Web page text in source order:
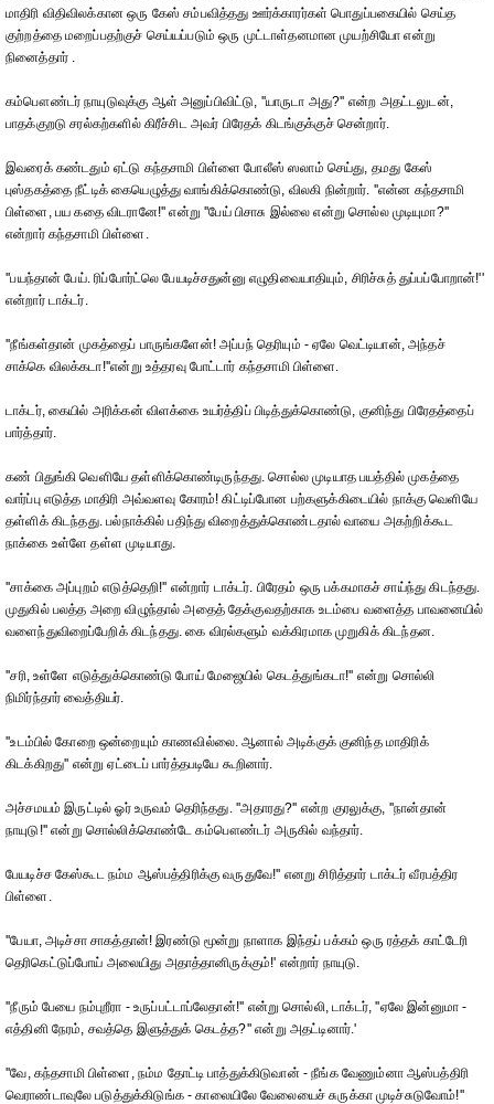
மாதிரி விதிவிலக்கான ஒரு கேஸ் சம்பவித்தது ஊர்க்காரர்கள் பொதுப்பகையில் செய்த
குற்றத்தை மறைப்பதற்குச் செய்யப்படும் ஒரு முட்டாள்தனமான முயற்சியோ என்று
நினைத்தார் .
கம்பௌண்டர் நாயுடுவுக்கு ஆள் அனுப்பிவிட்டு, ''யாருடா அது?'' என்ற அதட்டலுடன்,
பாதக்குறடு சரல்கற்களில் கிரீச்சிட அவர் பிரேதக் கிடங்குக்குச் சென்றார்.
இவரைக் கண்டதும் ஏட்டு கந்தசாமி பிள்ளை போலீஸ் ஸலாம் செய்து, தமது கேஸ்
புஸ்தகத்தை நீட்டிக் கையெழுத்து வாங்கிக்கொண்டு, விலகி நின்றார். ''என்ன கந்தசாமி
பிள்ளை, பய கதை விடரானே!'' என்று ''பேய் பிசாசு இல்லை என்று சொல்ல முடியுமா?''
என்றார் கந்தசாமி பிள்ளை.
''பயந்தான் பேய். ரிப்போர்ட்லெ பேயடிச்சதுன்னு எழுதிவையாதியும், சிரிச்சுத் துப்பப்போறான்!''
என்றார் டாக்டர்.
''நீங்கள்தான் முகத்தைப் பாருங்களேன்! அப்பந் தெரியும் - ஏலே வெட்டியான், அந்தச்
சாக்கெ விலக்கடா!''என்று உத்தரவு போட்டார் கந்தசாமி பிள்ளை.
டாக்டர், கையில் அரிக்கன் விளக்கை உயர்த்திப் பிடித்துக்கொண்டு, குனிந்து பிரேதத்தைப்
பார்த்தார்.
கண் பிதுங்கி வெளியே தள்ளிக்கொண்டிருந்தது. சொல்ல முடியாத பயத்தில் முகத்தை
வார்ப்பு எடுத்த மாதிரி அவ்வளவு கோரம்! கிட்டிப்போன பற்களுக்கிடையில் நாக்கு வெளியே
தள்ளிக் கிடந்தது. பல்நாக்கில் பதிந்து விறைத்துக்கொண்டதால் வாயை அகற்றிக்கூட
நாக்கை உள்ளே தள்ள முடியாது.
''சாக்கை அப்புறம் எடுத்தெறி!'' என்றார் டாக்டர். பிரேதம் ஒரு பக்கமாகச் சாய்ந்து கிடந்தது.
முதுகில் பலத்த அறை விழுந்தால் அதைத் தேக்குவதற்காக உடம்பை வளைத்த பாவனையில்
வளைந்துவிறைப்பேறிக் கிடந்தது. கை விரல்களும் வக்கிரமாக முறுகிக் கிடந்தன.
''சரி, உள்ளே எடுத்துக்கொண்டு போய் மேஜையில் கெடத்துங்கடா!'' என்று சொல்லி
நிமிர்ந்தார் வைத்தியர்.
''உடம்பில் கோறை ஒன்றையும் காணவில்லை. ஆனால் அடிக்குக் குனிந்த மாதிரிக்
கிடக்கிறது'' என்று ஏட்டைப் பார்த்தபடியே கூறினார்.
அச்சமயம் இருட்டில் ஓர் உருவம் தெரிந்தது. ''அதாரது?'' என்ற குரலுக்கு, ''நான்தான்
நாயுடு!'' என்று சொல்லிக்கொண்டே கம்பௌண்டர் அருகில் வந்தார்.
பேயடிச்ச கேஸ்கூட நம்ம ஆஸ்பத்திரிக்கு வருதுவே!'' எனறு சிரித்தார் டாக்டர் வீரபத்திர
பிள்ளை.
''பேயா, அடிச்சா சாகத்தான்! இரண்டு மூன்று நாளாக இந்தப் பக்கம் ஒரு ரத்தக் காட்டேரி
தெரிகெட்டுப்போய் அலையிது அதாத்தானிருக்கும்!' என்றார் நாயுடு.
''நீரும் பேயை நம்புறீரா - உருப்பட்டாப்லேதான்!'' என்று சொல்லி, டாக்டர், ''ஏலே இன்னுமா -
எத்தினி நேரம், சவத்தெ இளுத்துக் கெடத்த?'' என்று அதட்டினார்.'
''வே, கந்தசாமி பிள்ளை, நம்ம தோட்டி பாத்துக்கிடுவான் - நீங்க வேணும்னா ஆஸ்பத்திரி
வெராண்டாவுலே படுத்துக்கிடுங்க - காலையிலே வேலையைச் சுருக்கா முடிச்சுடுவோம்!''